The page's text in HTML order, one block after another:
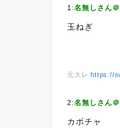
1:名無しさん
玉ねぎ
元スレ https://
2:名無しさん
カボチャ